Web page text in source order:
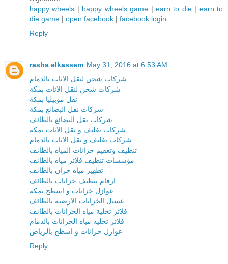
happy wheels | happy wheels game | earn to die | earn to
die game | open facebook | facebook login
Reply
rasha elkassem May 31, 2016 at 6:53 AM
شركات شحن لنقل الاثات بالدمام
شركات شحن لنقل الاثات بمكة
نقل موبيليا بمكة
شركات نقل البضائع بمكة
شركات نقل البضائع بالطائف
شركات تغليف و نقل الاثاث بمكة
شركات تغليف و نقل الاثاث بالدمام
تنظيف وتعقيم خزانات المياه بالطائف
مؤسسات تنظيف فلاتر مياه بالطائف
تطهير مياه خزان بالطائف
ارقام تنظيف خزانات بالطائف
عوازل خزانات و اسطح بمكة
غسيل الخزانات الارضية بالطائف
فلاتر تحلية مياه الخزانات بالطائف
فلاتر تحليه مياه الخزانات بالدمام
عوازل خزانات و اسطح بالرياض
Reply